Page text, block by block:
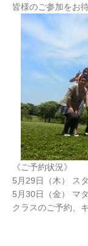
皆様のご参加をお
《ご予約状況》
5月29日（木） ス
5月30日（金） マ
クラスのご予約、